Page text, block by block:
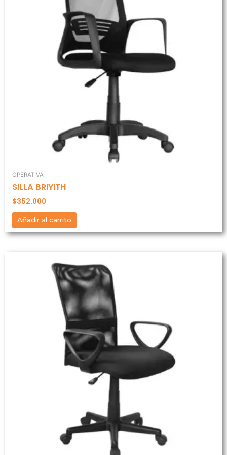
OPERATIVA
SILLA BRIYITH
$352.000
Añadir al carrito